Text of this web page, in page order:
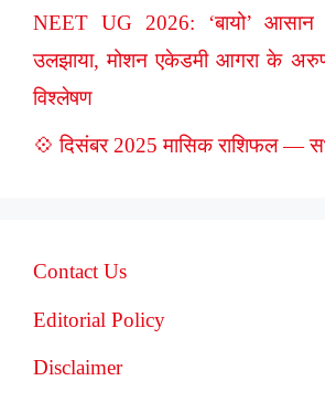
NEET UG 2026: ‘बायो’ आसान
उलझाया, मोशन एकेडमी आगरा के
विश्लेषण
💠 दिसंबर 2025 मासिक राशिफल —
Contact Us
Editorial Policy
Disclaimer